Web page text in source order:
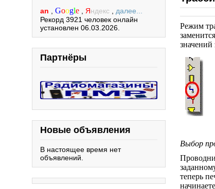
an Google Яндекс
далее...
Рекорд 3921 человек онлайн
установлен 06.03.2026.
Партнёры
Новые объявления
В настоящее время нет
объявлений.
Режим
Выбор
теперь